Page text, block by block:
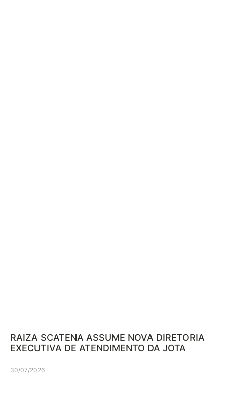
RAIZA SCATENA ASSUME NOVA DIRETORIA
EXECUTIVA DE ATENDIMENTO DA JOTA
30/07/2026